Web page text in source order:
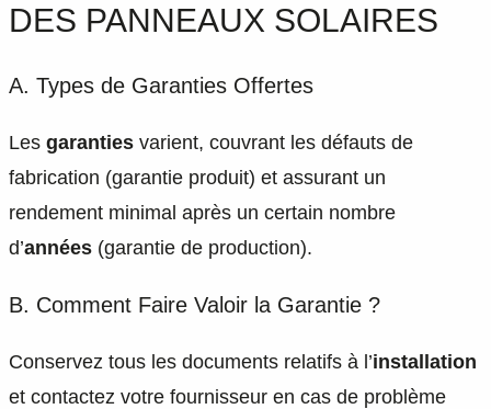
DES PANNEAUX SOLAIRES
A. Types de Garanties Offertes
Les garanties varient, couvrant les défauts de
fabrication (garantie produit) et assurant un
rendement minimal après un certain nombre
d’années (garantie de production).
B. Comment Faire Valoir la Garantie ?
Conservez tous les documents relatifs à l’installation
et contactez votre fournisseur en cas de problème